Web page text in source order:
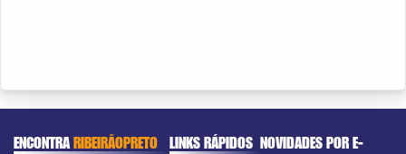
ENCONTRARIBEIRÃOPRETO LINKS RÁPIDOS NOVIDADES POR E-